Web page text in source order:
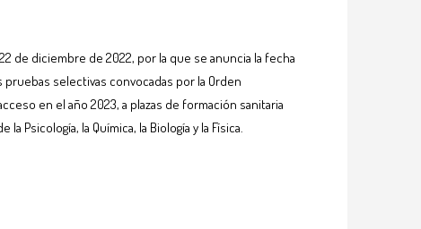
de diciembre de 2022, por la que se anuncia la fecha
selectivas convocadas por la Orden
en el año 2023, a plazas de formación sanitaria
Psicología, la Química, la Biología y la Física.